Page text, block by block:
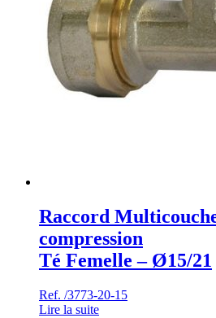
Raccord
compression
Té Femelle – Ø15/21
Ref. /3773-20-15
Lire la suite